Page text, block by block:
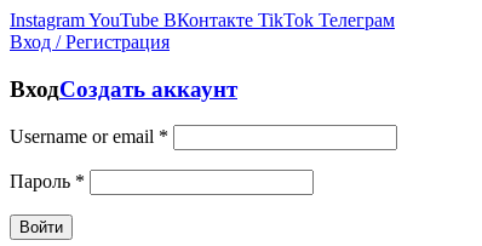
InstagramYouTube ВКонтакте TikTok Телеграм
Вход / Регистрация
ВходСоздать аккаунт
Username or email *
Пароль *
Войти